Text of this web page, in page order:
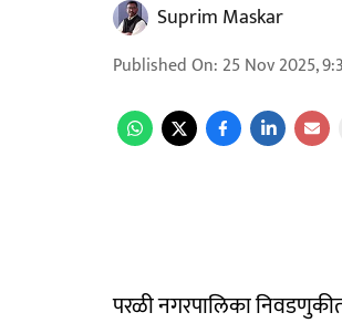
Suprim Maskar
Published On: 25 Nov 2025,
परळी नगरपालिका